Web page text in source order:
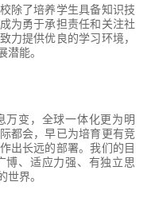
除了培养学生具备知识技
为勇于承担责任和关注社
力提供优良的学习环境，
能。
万变，全球一体化更为明
都会，早已为培育更有竞
出长远的部署。我们的目
博、适应力强、有独立思
界。